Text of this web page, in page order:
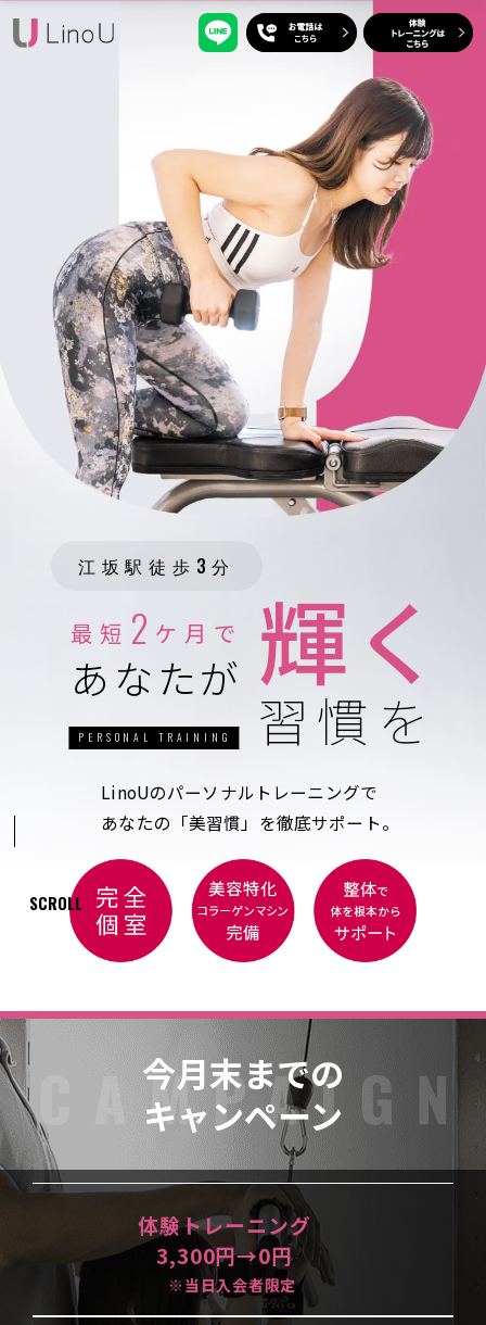
SCROLL
江坂駅徒歩3分
最短 2ケ月で
あなたが
PERSONAL TRAINING
輝く
習慣を
LinoUのパーソナルトレーニングで
あなたの「美習慣」を徹底サポート。
今月末までの
キャンペーン
体験トレーニング
3,300円→0円
※当日入会者限定